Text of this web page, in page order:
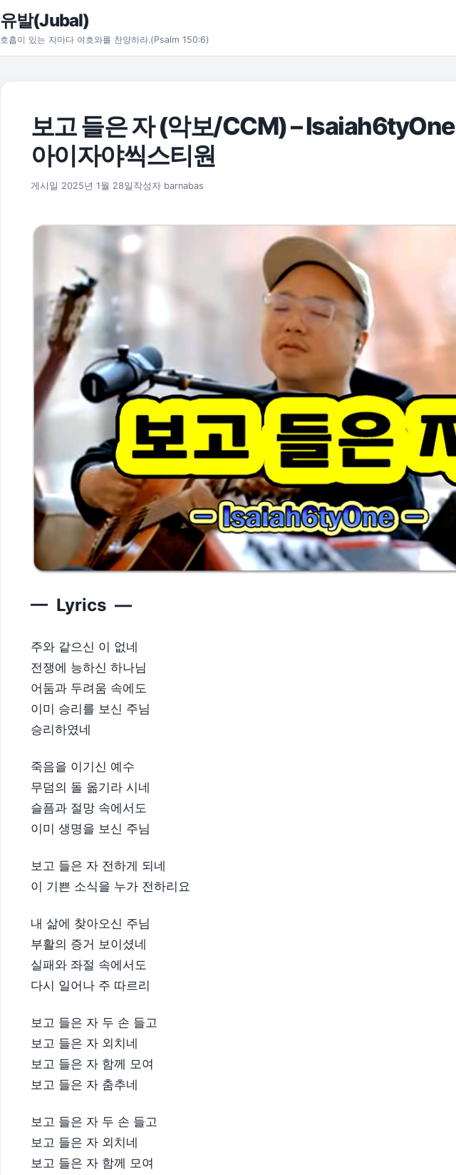
본문으로 건너뛰기
유발(Jubal)
호흡이 있는 자마다 여호와를 찬양하라.(Psalm 150:6)
보고 들은 자 (악보/CCM) – Isaiah6tyOne
아이자야씩스티원
게시일 2025년 1월 28일 2025년 11월 17일
작성자 barnabas
— Lyrics —
주와 같으신 이 없네
전쟁에 능하신 하나님
어둠과 두려움 속에도
이미 승리를 보신 주님
승리하였네
죽음을 이기신 예수
무덤의 돌 옮기라 시네
슬픔과 절망 속에서도
이미 생명을 보신 주님
보고 들은 자 전하게 되네
이 기쁜 소식을 누가 전하리요
내 삶에 찾아오신 주님
부활의 증거 보이셨네
실패와 좌절 속에서도
다시 일어나 주 따르리
보고 들은 자 두 손 들고
보고 들은 자 외치네
보고 들은 자 함께 모여
보고 들은 자 춤추네
보고 들은 자 두 손 들고
보고 들은 자 외치네
보고 들은 자 함께 모여